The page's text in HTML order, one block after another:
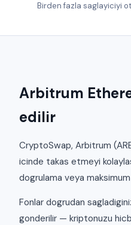
Birden fazla saglayiciyi
Arbitrum
edilir
CryptoSwap, Arbitrum
icinde takas etmeyi
dogrulama veya
Fonlar dogrudan
gonderilir — kriptonuzu